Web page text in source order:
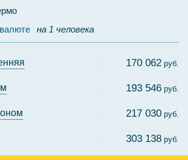
на 1 человека
170 062 руб.
193 546 руб.
217 030 руб.
303 138 руб.